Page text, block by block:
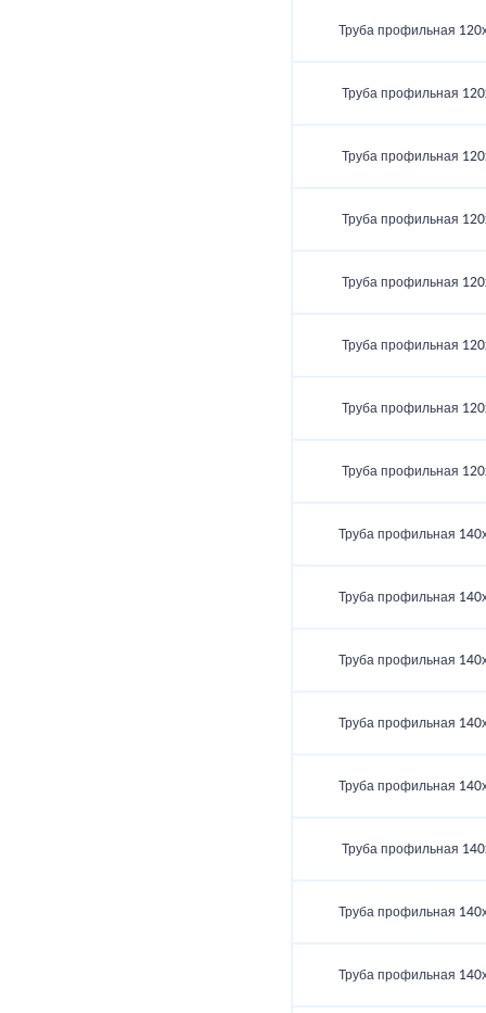
Труба профильная
Труба профильная
Труба профильная
Труба профильная
Труба профильная
Труба профильная
Труба профильная
Труба профильная
Труба профильная
Труба профильная
Труба профильная
Труба профильная
Труба профильная
Труба профильная
Труба профильная
Труба профильная